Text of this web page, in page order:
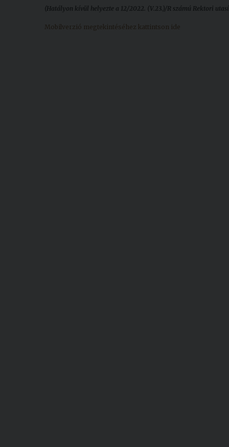
(Hatályon kívül helyezte a 12/2022. (V.23.)/R számú Rektori
Mobilverzió megtekintéséhez kattintson ide